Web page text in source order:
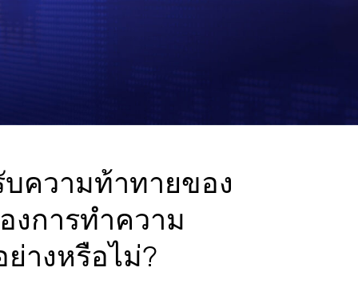
ความท้าทายของ
งการทำความ
ย่างหรือไม่?